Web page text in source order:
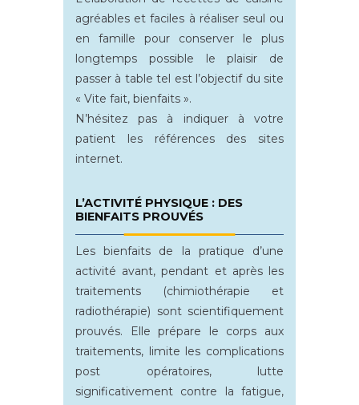
agréables et faciles à réaliser seul ou
en famille pour conserver le plus
longtemps possible le plaisir de
passer à table tel est l’objectif du site
« Vite fait, bienfaits ».
N’hésitez pas à indiquer à votre
patient les références des sites
internet.
L’ACTIVITÉ PHYSIQUE : DES
BIENFAITS PROUVÉS
Les bienfaits de la pratique d’une
activité avant, pendant et après les
traitements (chimiothérapie et
radiothérapie) sont scientifiquement
prouvés. Elle prépare le corps aux
traitements, limite les complications
post opératoires, lutte
significativement contre la fatigue,